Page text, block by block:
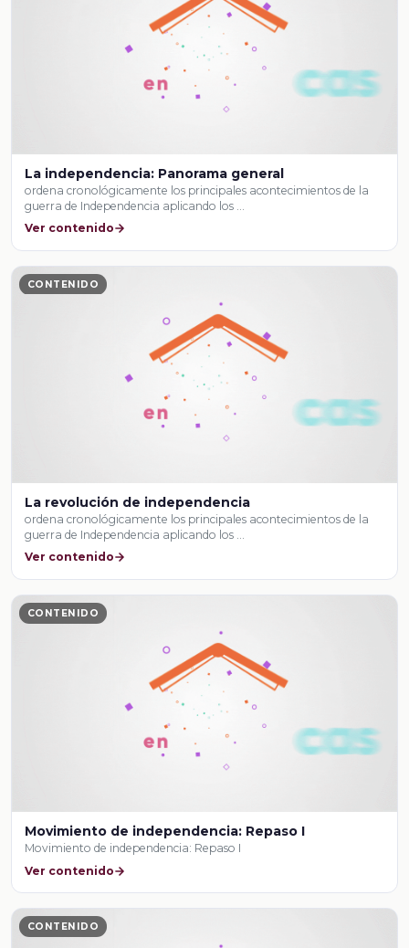
La independencia: Panorama general
ordena cronológicamente los principales acontecimientos de la
guerra de Independencia aplicando los …
Ver contenido
CONTENIDO
La revolución de independencia
ordena cronológicamente los principales acontecimientos de la
guerra de Independencia aplicando los …
Ver contenido
CONTENIDO
Movimiento de independencia: Repaso I
Movimiento de independencia: Repaso I
Ver contenido
CONTENIDO